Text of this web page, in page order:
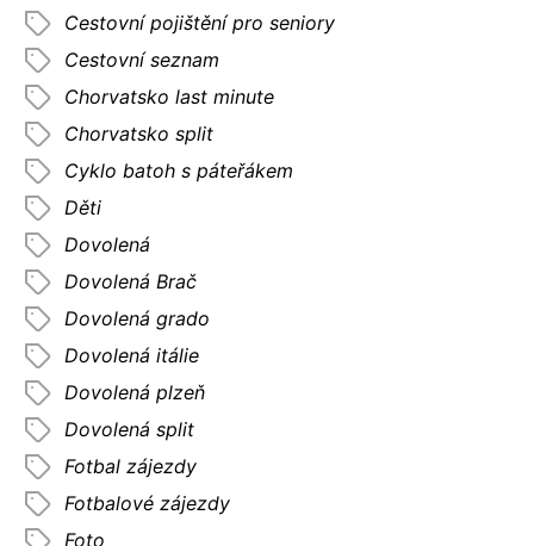
Cestovní pojištění pro seniory
Cestovní seznam
Chorvatsko last minute
Chorvatsko split
Cyklo batoh s páteřákem
Děti
Dovolená
Dovolená Brač
Dovolená grado
Dovolená itálie
Dovolená plzeň
Dovolená split
Fotbal zájezdy
Fotbalové zájezdy
Foto